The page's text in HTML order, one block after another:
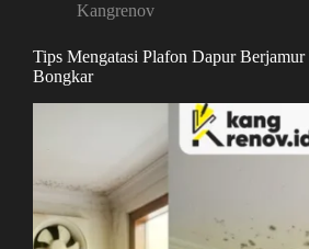
Kangrenov
Tips Mengatasi Plafon Dapur Berjamur
Bongkar